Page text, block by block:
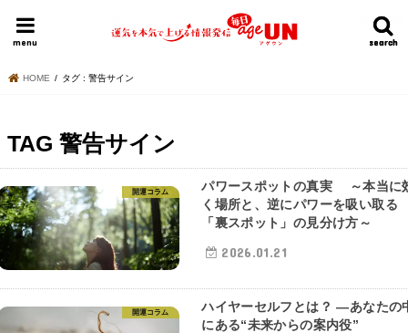
search
search
menu
HOME 明日の運勢ランキング 今週の運勢
HOME タグ : 警告サイン
TAG 警告サイン
開運コラム
パワースポットの真実 ～本当に
く場所と、逆にパワーを吸い取る
「裏スポット」の見分け方～
2026.01.21
開運コラム
ハイヤーセルフとは？ ―あなたの
にある“未来からの案内役”